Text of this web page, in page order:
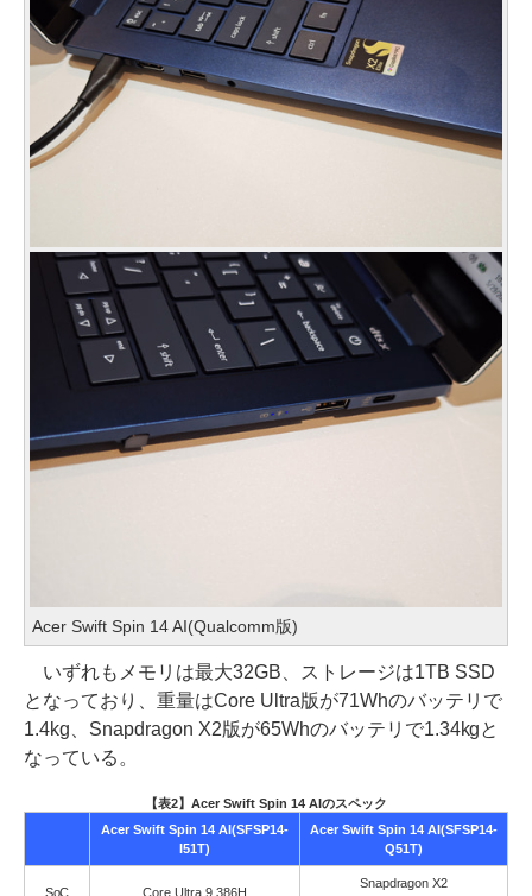
Acer Swift Spin 14 AI(Qualcomm版)
いずれもメモリは最大32GB、ストレージは1TB SSD
となっており、重量はCore Ultra版が71Whのバッテリで
1.4kg、Snapdragon X2版が65Whのバッテリで1.34kgと
なっている。
【表2】Acer Swift Spin 14 AIのスペック
Acer Swift Spin 14 AI(SFSP14-
I51T)
Acer Swift Spin 14 AI(SFSP14-
Q51T)
SoC Core Ultra 9 386H
Snapdragon X2